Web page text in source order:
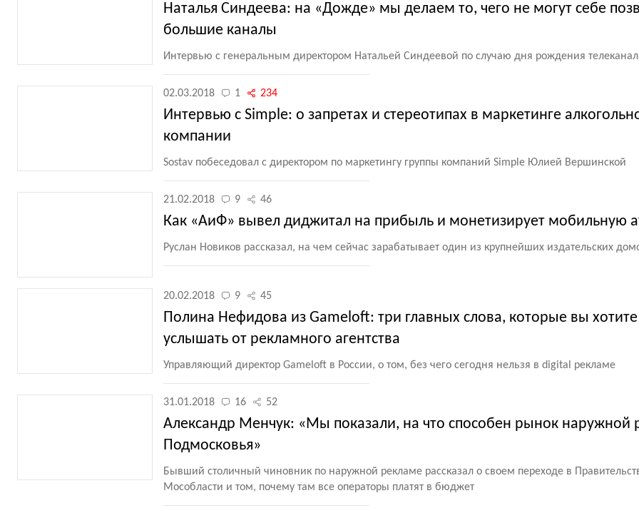
Наталья Синдеева: на «Дожде» мы делаем то, чего не могут себе
большие каналы
Интервью с генеральным директором Натальей Синдеевой по случаю дня рождения
02.03.2018 1 234
Интервью с Simple: о запретах и стереотипах в маркетинге
компании
Sostav побеседовал с директором по маркетингу группы компаний Simple Юлией Вершинской
21.02.2018 9 46
Как «АиФ» вывел диджитал на прибыль и монетизирует мобильную
Руслан Новиков рассказал, на чем сейчас зарабатывает один из крупнейших издательских
20.02.2018 9 45
Полина Нефидова из Gameloft: три главных слова, которые вы хотите
услышать от рекламного агентства
Управляющий директор Gameloft в России, о том, без чего сегодня нельзя в digital рекламе
31.01.2018 16 52
Александр Менчук: «Мы показали, на что способен рынок наружной
Подмосковья»
Бывший столичный чиновник по наружной рекламе рассказал о своем переходе в
Мособласти и том, почему там все операторы платят в бюджет